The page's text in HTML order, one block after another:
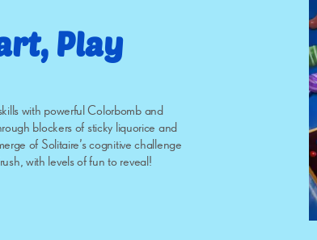
Play
with powerful Colorbomb and
blockers of sticky liquorice and
of Solitaire’s cognitive challenge
with levels of fun to reveal!